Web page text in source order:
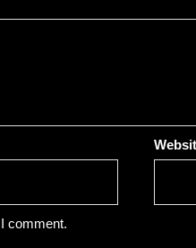
comment.